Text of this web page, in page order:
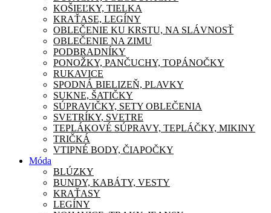
KOŠIEĽKY, TIELKA
KRAŤASE, LEGÍNY
OBLEČENIE KU KRSTU, NA SLÁVNOSŤ
OBLEČENIE NA ZIMU
PODBRADNÍKY
PONOŽKY, PANČUCHY, TOPÁNOČKY
RUKAVICE
SPODNÁ BIELIZEŇ, PLAVKY
SUKNE, ŠATIČKY
SÚPRAVIČKY, SETY OBLEČENIA
SVETRÍKY, SVETRE
TEPLÁKOVÉ SÚPRAVY, TEPLÁČKY, MIKINY
TRIČKÁ
VTIPNÉ BODY, ČIAPOČKY
Móda
BLÚZKY
BUNDY, KABÁTY, VESTY
KRAŤASY
LEGÍNY